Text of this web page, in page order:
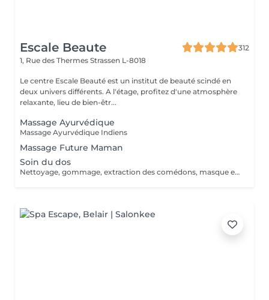
Escale Beaute
312
1, Rue des Thermes Strassen L-8018
Le centre Escale Beauté est un institut de beauté scindé en
deux univers différents. A l'étage, profitez d'une atmosphère
relaxante, lieu de bien-êtr...
Massage Ayurvédique
Massage Ayurvédique Indiens
Massage Future Maman
Soin du dos
Nettoyage, gommage, extraction des comédons, masque et massage